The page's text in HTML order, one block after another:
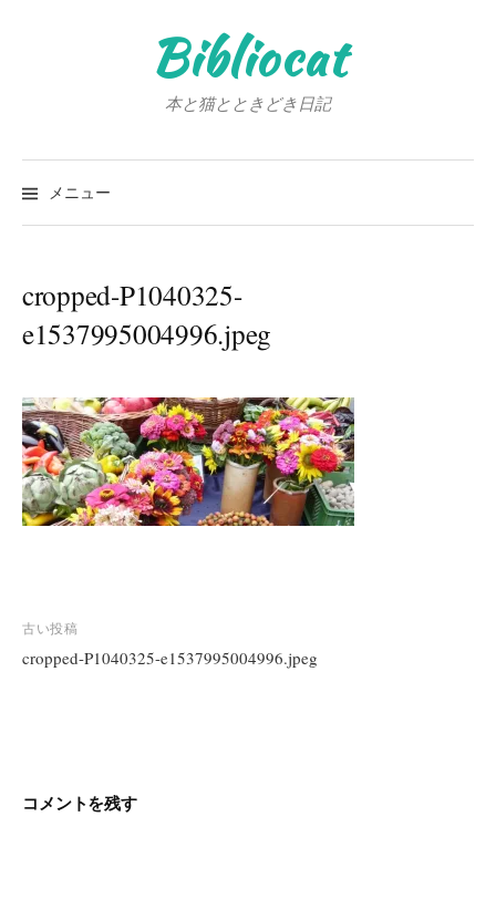
キ
Bibliocat
本と猫とときどき日記
メニュー
検
cropped-P1040325-
e1537995004996.jpeg
投
稿
ョ
古い投稿
cropped-P1040325-e1537995004996.jpeg
コメントを残す